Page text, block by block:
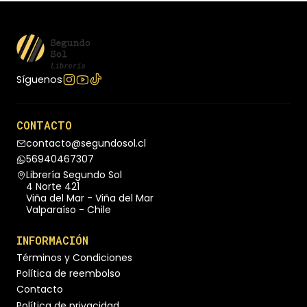
Síguenos
CONTACTO
contacto@segundosol.cl
56940467307
Librería Segundo Sol
4 Norte 421
Viña del Mar - Viña del Mar
Valparaíso - Chile
INFORMACIÓN
Términos y Condiciones
Política de reembolso
Contacto